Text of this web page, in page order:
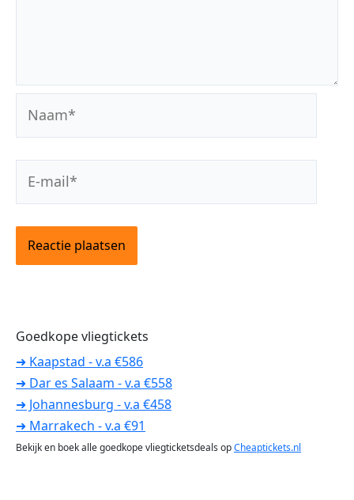
Goedkope vliegtickets
➜ Kaapstad - v.a €586
➜ Dar es Salaam - v.a €558
➜ Johannesburg - v.a €458
➜ Marrakech - v.a €91
Bekijk en boek alle goedkope vliegticketsdeals opCheaptickets.nl
mail*